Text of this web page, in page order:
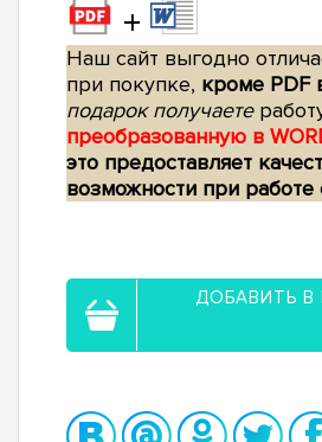
+
Наш сайт выгодно
при покупке, кроме PDF
подарок получаете
преобразованную в
это предоставляет
возможности при
ДОБАВИТЬ В